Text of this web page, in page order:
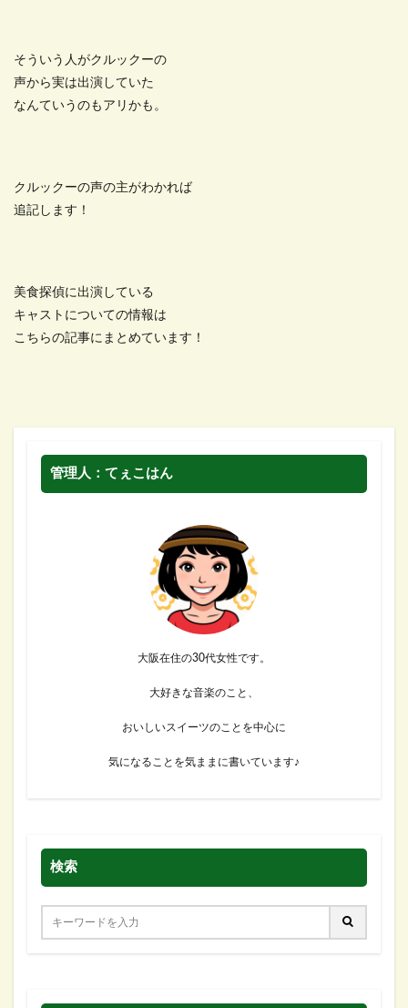
そういう人がクルックーの
声から実は出演していた
なんていうのもアリかも。
クルックーの声の主がわかれば
追記します！
美食探偵に出演している
キャストについての情報は
こちらの記事にまとめています！
管理人：てぇこはん
大阪在住の30代女性です。
大好きな音楽のこと、
おいしいスイーツのことを中心に
気になることを気ままに書いています♪
検索